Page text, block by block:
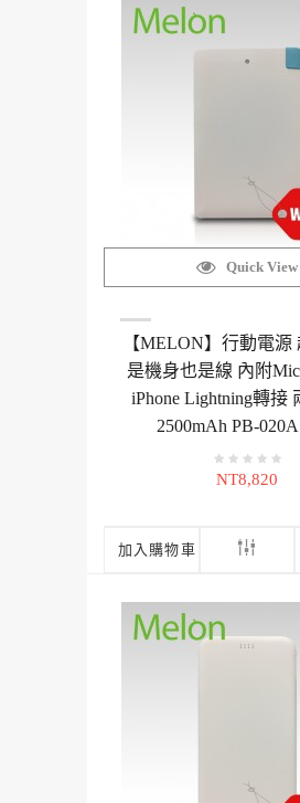
Quick View
【MELON】行動電源
是機身也是線 內附
iPhone Lightning轉接
2500mAh PB-020A
NT8,820
加入購物車